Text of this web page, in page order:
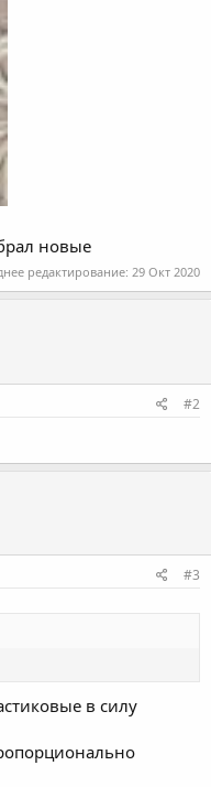
новые
редактирование: 29 Окт 2020
#2
#3
в силу